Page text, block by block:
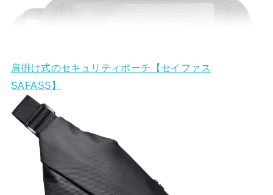
肩掛け式のセキュリティポーチ【セイファス
SAFASS】